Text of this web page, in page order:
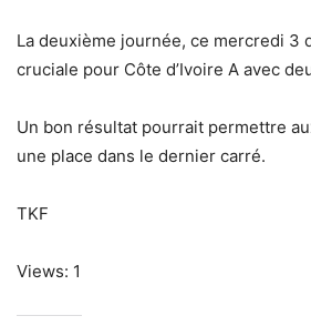
La deuxième journée, ce mercredi 3
cruciale pour Côte d’Ivoire A avec
Un bon résultat pourrait permettre
une place dans le dernier carré.
TKF
Views: 1